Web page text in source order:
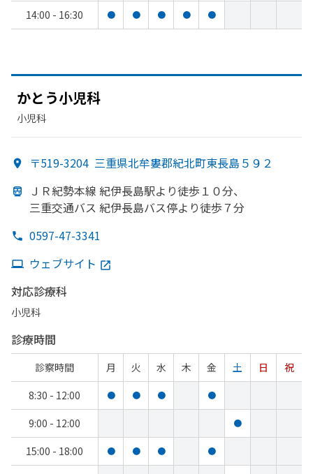
14:00 - 16:30 ● ● ● ● ●
かとう小児科
小児科
〒519-3204 三重県北牟婁郡紀北町東長島５９２
ＪＲ紀勢本線 紀伊長島駅より徒歩１０分、
三重交通バス 紀伊長島バス停より徒歩７分
0597-47-3341
ウェブサイト
対応診療科
小児科
診療時間
診察時間 月 火 水 木 金 土 日
祝
8:30 - 12:00
● ● ● ●
9:00 - 12:00 ●
15:00 - 18:00 ● ● ● ●